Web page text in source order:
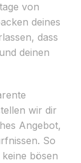
von
deines
dass
deinen
wir dir
Angebot,
So
bösen